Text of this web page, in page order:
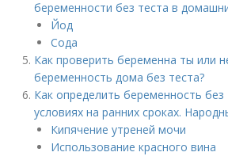
беременности без теста в
Йод
Сода
Как проверить беременна ты или
беременность дома без теста?
Как определить беременность
условиях на ранних сроках.
Кипячение утреней мочи
Использование красного вина